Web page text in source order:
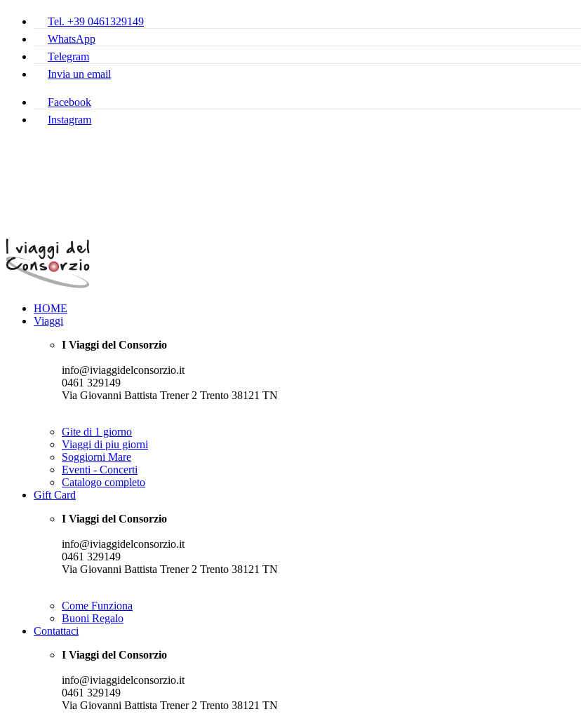
Tel. +39 0461329149
WhatsApp
Telegram
Invia un email
Facebook
Instagram
HOME
Viaggi
I Viaggi del Consorzio
info@iviaggidelconsorzio.it
0461 329149
Via Giovanni Battista Trener 2 Trento 38121 TN
Gite di 1 giorno
Viaggi di piu giorni
Soggiorni Mare
Eventi - Concerti
Catalogo completo
Gift Card
I Viaggi del Consorzio
info@iviaggidelconsorzio.it
0461 329149
Via Giovanni Battista Trener 2 Trento 38121 TN
Come Funziona
Buoni Regalo
Contattaci
I Viaggi del Consorzio
info@iviaggidelconsorzio.it
0461 329149
Via Giovanni Battista Trener 2 Trento 38121 TN